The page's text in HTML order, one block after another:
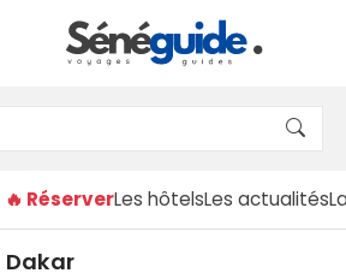
🔥 RéserverLes hôtelsLes actualités
Dakar